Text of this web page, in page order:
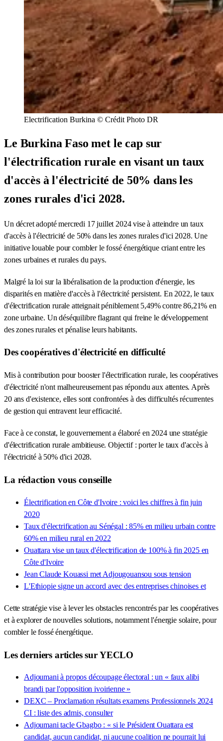
Electrification Burkina © Crédit Photo DR
Le Burkina Faso met le cap sur
l'électrification rurale en visant un taux
d'accès à l'électricité de 50% dans les
zones rurales d'ici 2028.
Un décret adopté mercredi 17 juillet 2024 vise à atteindre un taux
d'accès à l'électricité de 50% dans les zones rurales d'ici 2028. Une
initiative louable pour combler le fossé énergétique criant entre les
zones urbaines et rurales du pays.
Malgré la loi sur la libéralisation de la production d'énergie, les
disparités en matière d'accès à l'électricité persistent. En 2022, le taux
d'électrification rurale atteignait péniblement 5,49% contre 86,21% en
zone urbaine. Un déséquilibre flagrant qui freine le développement
des zones rurales et pénalise leurs habitants.
Des coopératives d'électricité en difficulté
Mis à contribution pour booster l'électrification rurale, les coopératives
d'électricité n'ont malheureusement pas répondu aux attentes. Après
20 ans d'existence, elles sont confrontées à des difficultés récurrentes
de gestion qui entravent leur efficacité.
Face à ce constat, le gouvernement a élaboré en 2024 une stratégie
d'électrification rurale ambitieuse. Objectif : porter le taux d'accès à
l'électricité à 50% d'ici 2028.
La rédaction vous conseille
Électrification en Côte d'Ivoire : voici les chiffres à fin juin
2020
Taux d'électrification au Sénégal : 85% en milieu urbain contre
60% en milieu rural en 2022
Ouattara vise un taux d'électrification de 100% à fin 2025 en
Côte d'Ivoire
Jean Claude Kouassi met Adjougouansou sous tension
L'Ethiopie signe un accord avec des entreprises chinoises et
Cette stratégie vise à lever les obstacles rencontrés par les coopératives
et à explorer de nouvelles solutions, notamment l'énergie solaire, pour
combler le fossé énergétique.
Les derniers articles sur YECLO
Adjoumani à propos découpage électoral : un « faux alibi
brandi par l'opposition ivoirienne »
DEXC – Proclamation résultats examens Professionnels 2024
CI : liste des admis, consulter
Adjoumani tacle Gbagbo : « si le Président Ouattara est
candidat, aucun candidat, ni aucune coalition ne pourrait lui